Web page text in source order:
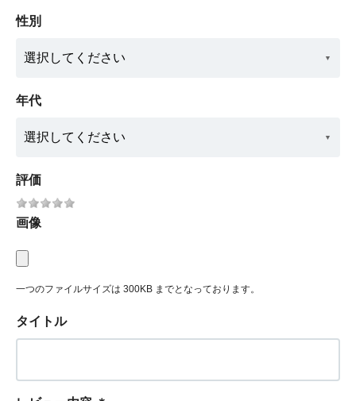
性別
年代
評価
画像
一つのファイルサイズは 300KB までとなっております。
タイトル